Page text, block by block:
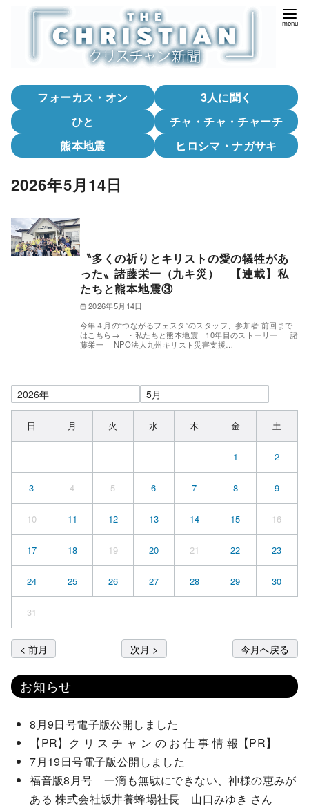
フォーカス・オン
3人に聞く
ひと
チャ・チャ・チャーチ
熊本地震
ヒロシマ・ナガサキ
2026年5月14日
〝多くの祈りとキリストの愛の犠牲があ
った〟諸藤栄一（九キ災） 【連載】私
たちと熊本地震③
2026年5月14日
今年４月の“つながるフェスタ”のスタッフ、参加者 前回まで
はこちら→ ・私たちと熊本地震 10年目のストーリー 諸
藤栄一 NPO法人九州キリスト災害支援…
日 月 火 水 木 金 土
1 2
3 4 5 6 7 8 9
10 11 12 13 14 15 16
17 18 19 20 21 22 23
24 25 26 27 28 29 30
31
< 前月 次月 > 今月へ戻る
お知らせ
8月9日号電子版公開しました
【PR】ク リ ス チ ャ ン の お 仕 事 情 報【PR】
7月19日号電子版公開しました
福音版8月号 一滴も無駄にできない、神様の恵みが
ある 株式会社坂井養蜂場社長 山口みゆき さん